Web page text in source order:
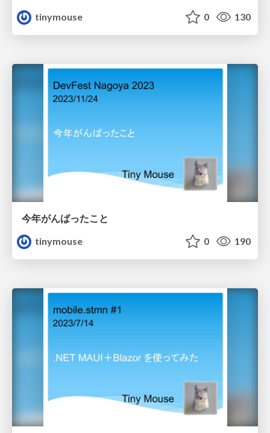
tinymouse
0 130
今年がんばったこと
tinymouse
0 190